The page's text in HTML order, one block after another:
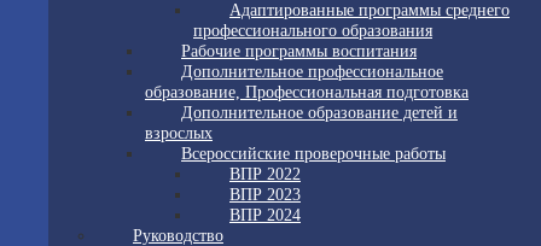
Адаптированные программы среднего
профессионального образования
Рабочие программы воспитания
Дополнительное профессиональное
образование, Профессиональная подготовка
Дополнительное образование детей и
взрослых
Всероссийские проверочные работы
ВПР 2022
ВПР 2023
ВПР 2024
Руководство